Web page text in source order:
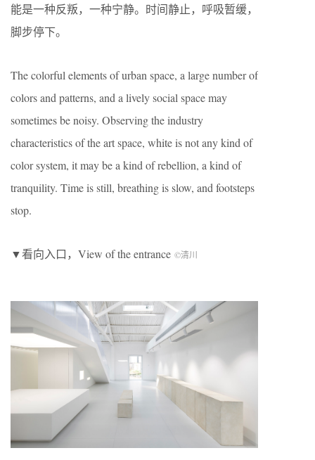
能是一种反叛，一种宁静。时间静止，呼吸暂缓，
脚步停下。
The colorful elements of urban space, a large number of
colors and patterns, and a lively social space may
sometimes be noisy. Observing the industry
characteristics of the art space, white is not any kind of
color system, it may be a kind of rebellion, a kind of
tranquility. Time is still, breathing is slow, and footsteps
stop.
▼看向入口，View of the entrance ©清川